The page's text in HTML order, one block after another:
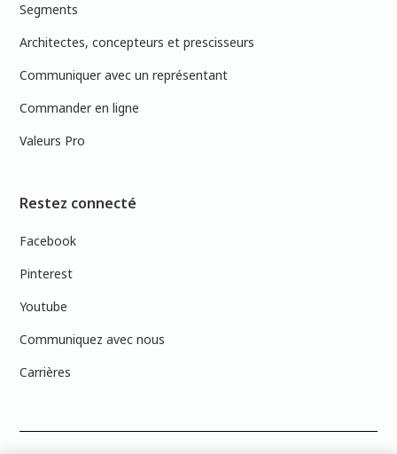
Segments
Architectes, concepteurs et prescisseurs
Communiquer avec un représentant
Commander en ligne
Valeurs Pro
Restez connecté
Facebook
Pinterest
Youtube
Communiquez avec nous
Carrières